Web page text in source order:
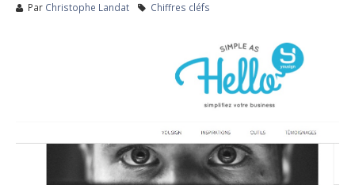
Par Christophe Landat Chiffres cléfs